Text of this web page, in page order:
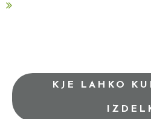
KJE LAHKO